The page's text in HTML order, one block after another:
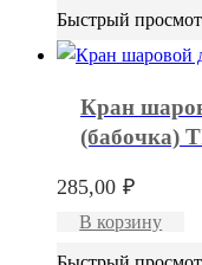
Быстрый
Кран
(бабочка)
285,00 ₽
В корзину